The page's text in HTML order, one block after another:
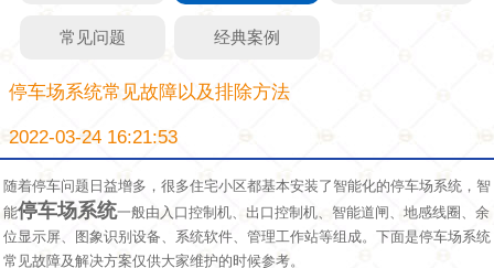
常见问题 经典案例
停车场系统常见故障以及排除方法
2022-03-24 16:21:53
随着停车问题日益增多，很多住宅小区都基本安装了智能化的停车场系统，智
能停车场系统一般由入口控制机、出口控制机、智能道闸、地感线圈、余
位显示屏、图象识别设备、系统软件、管理工作站等组成。下面是停车场系统
常见故障及解决方案仅供大家维护的时候参考。